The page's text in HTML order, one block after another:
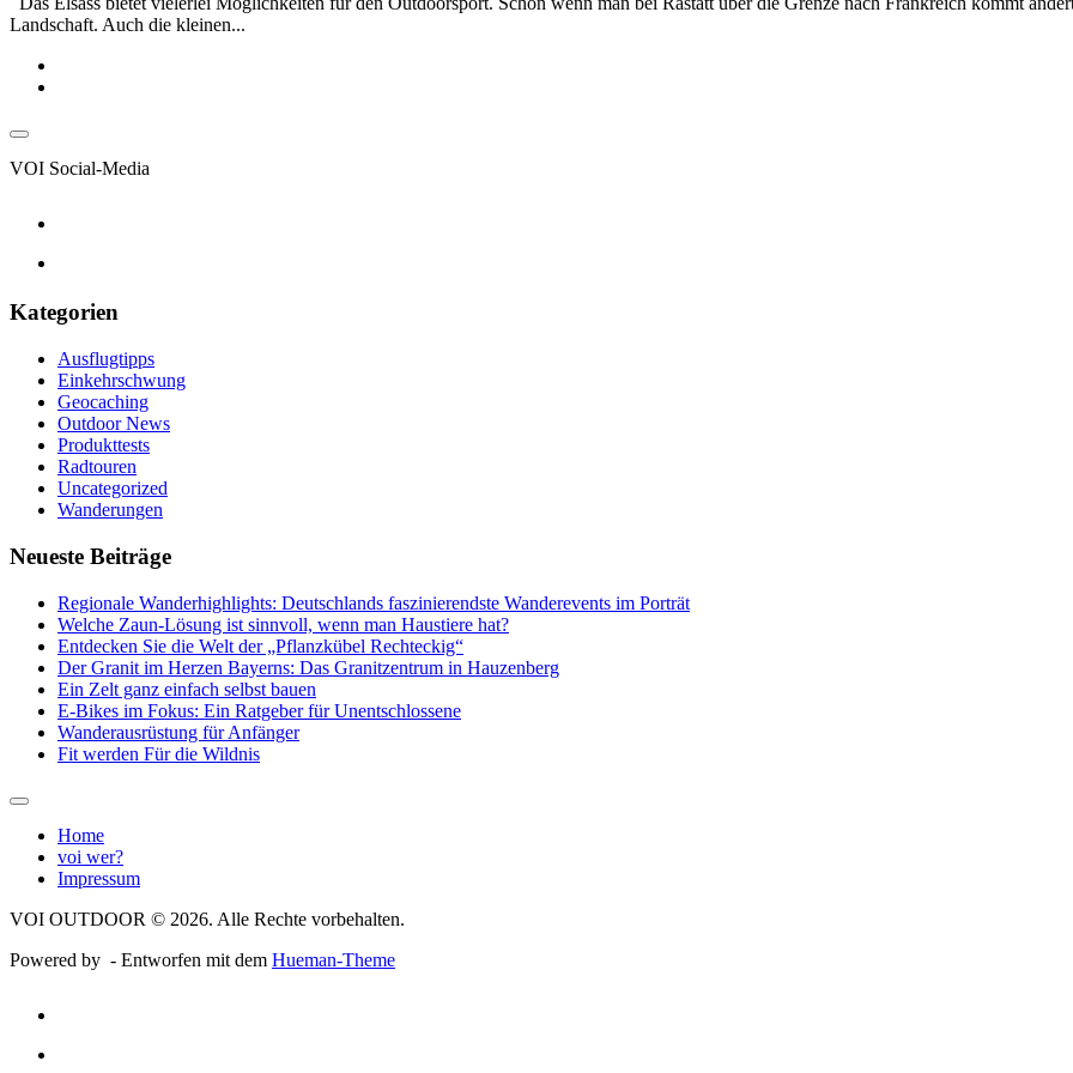
Landschaft. Auch die kleinen...
VOI Social-Media
Kategorien
Ausflugtipps
Einkehrschwung
Geocaching
Outdoor News
Produkttests
Radtouren
Uncategorized
Wanderungen
Neueste Beiträge
Regionale Wanderhighlights: Deutschlands faszinierendste Wanderevents im Porträt
Welche Zaun-Lösung ist sinnvoll, wenn man Haustiere hat?
Entdecken Sie die Welt der „Pflanzkübel Rechteckig“
Der Granit im Herzen Bayerns: Das Granitzentrum in Hauzenberg
Ein Zelt ganz einfach selbst bauen
E-Bikes im Fokus: Ein Ratgeber für Unentschlossene
Wanderausrüstung für Anfänger
Fit werden Für die Wildnis
Home
voi wer?
Impressum
VOI OUTDOOR © 2026. Alle Rechte vorbehalten.
Powered by - Entworfen mit dem Hueman-Theme